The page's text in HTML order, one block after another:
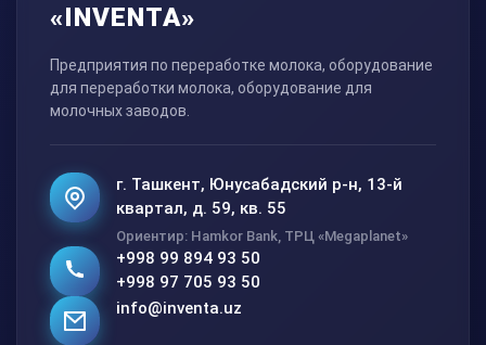
«INVENTA»
Предприятия по переработке молока, оборудование
для переработки молока, оборудование для
молочных заводов.
г. Ташкент, Юнусабадский р-н, 13-й
квартал, д. 59, кв. 55
Ориентир: Hamkor Bank, ТРЦ «Megaplanet»
+998 99 894 93 50
+998 97 705 93 50
info@inventa.uz